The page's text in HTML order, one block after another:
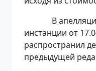
В
инстанции от
распространил
предыдущей